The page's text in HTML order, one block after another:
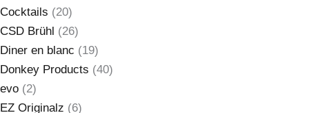
Cocktails (20)
CSD Brühl (26)
Diner en blanc (19)
Donkey Products (40)
evo (2)
EZ Originalz (6)